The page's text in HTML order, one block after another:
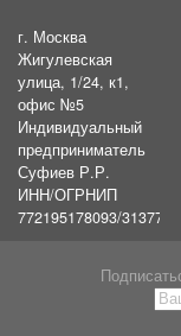
г. Москва
Жигулевская
улица, 1/24, к1,
офис №5
Индивидуальный
предприниматель
Суфиев Р.Р.
ИНН/ОГРНИП
772195178093/